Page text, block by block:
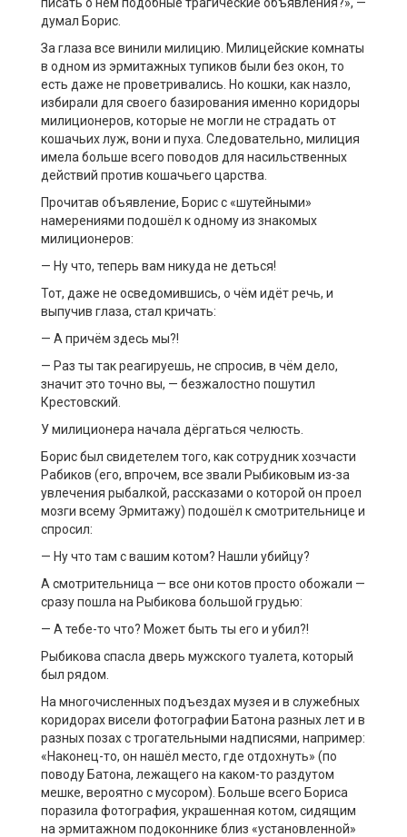
думал Борис.
За глаза все винили милицию. Милицейские комнаты
в одном из эрмитажных тупиков были без окон, то
есть даже не проветривались. Но кошки, как назло,
избирали для своего базирования именно коридоры
милиционеров, которые не могли не страдать от
кошачьих луж, вони и пуха. Следовательно, милиция
имела больше всего поводов для насильственных
действий против кошачьего царства.
Прочитав объявление, Борис с «шутейными»
намерениями подошёл к одному из знакомых
милиционеров:
— Ну что, теперь вам никуда не деться!
Тот, даже не осведомившись, о чём идёт речь, и
выпучив глаза, стал кричать:
— А причём здесь мы?!
— Раз ты так реагируешь, не спросив, в чём дело,
значит это точно вы, — безжалостно пошутил
Крестовский.
У милиционера начала дёргаться челюсть.
Борис был свидетелем того, как сотрудник хозчасти
Рабиков (его, впрочем, все звали Рыбиковым из-за
увлечения рыбалкой, рассказами о которой он проел
мозги всему Эрмитажу) подошёл к смотрительнице и
спросил:
— Ну что там с вашим котом? Нашли убийцу?
А смотрительница — все они котов просто обожали —
сразу пошла на Рыбикова большой грудью:
— А тебе-то что? Может быть ты его и убил?!
Рыбикова спасла дверь мужского туалета, который
был рядом.
На многочисленных подъездах музея и в служебных
коридорах висели фотографии Батона разных лет и в
разных позах с трогательными надписями, например:
«Наконец-то, он нашёл место, где отдохнуть» (по
поводу Батона, лежащего на каком-то раздутом
мешке, вероятно с мусором). Больше всего Бориса
поразила фотография, украшенная котом, сидящим
на эрмитажном подоконнике близ «установленной»